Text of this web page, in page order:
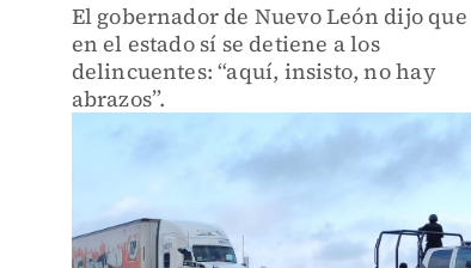
El gobernador de Nuevo León dijo que
en el estado sí se detiene a los
delincuentes: “aquí, insisto, no hay
abrazos”.